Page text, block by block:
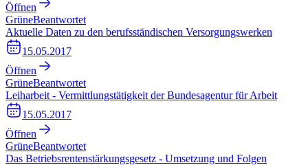
Öffnen
GrüneBeantwortet
Aktuelle Daten zu den berufsständischen Versorgungswerken
15.05.2017
Öffnen
GrüneBeantwortet
Leiharbeit - Vermittlungstätigkeit der Bundesagentur für Arbeit
15.05.2017
Öffnen
GrüneBeantwortet
Das Betriebsrentenstärkungsgesetz - Umsetzung und Folgen